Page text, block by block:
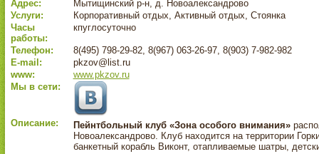
Адрес:
Мытищинский р-н, д. Новоалександрово
Услуги:
Корпоративный отдых, Активный отдых, Стоянка
Часы
работы:
кпуглосуточно
Телефон:
8(495) 798-29-82, 8(967) 063-26-97, 8(903) 7-982-982
E-mail:
pkzov@list.ru
www:
www.pkzov.ru
Мы в сети:
Описание: Пейнтбольный клуб «Зона особого внимания»
Новоалександрово. Клуб находится на территории
банкетный корабль Виконт, отапливаемые шатры,